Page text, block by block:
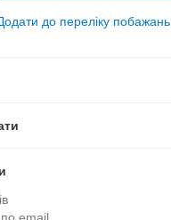
до переліку побажань